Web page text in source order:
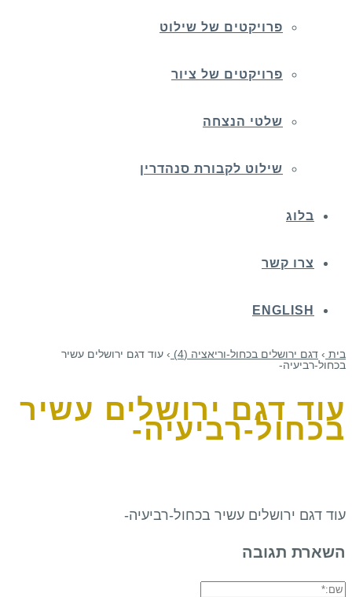
פרויקטים של שילוט
פרויקטים של ציור
שלטי הנצחה
שילוט לקבורת סנהדרין
בלוג
צרו קשר
ENGLISH
בית › דגם ירושלים בכחול-וריאציה (4) › עוד דגם ירושלים עשיר
בכחול-רביעיה-
עוד דגם ירושלים עשיר
בכחול-רביעיה-
עוד דגם ירושלים עשיר בכחול-רביעיה-
השארת תגובה
שם:*